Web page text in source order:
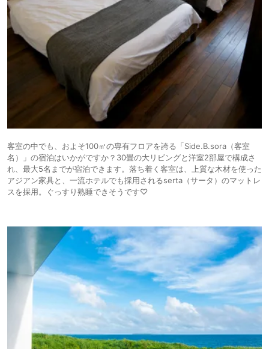
客室の中でも、およそ100㎡の専有フロアを誇る「Side.B.sora（客室
名）」の宿泊はいかがですか？30畳の大リビングと洋室2部屋で構成さ
れ、最大5名までが宿泊できます。落ち着く客室は、上質な木材を使った
アジアン家具と、一流ホテルでも採用されるserta（サータ）のマットレ
スを採用。ぐっすり熟睡できそうです♡